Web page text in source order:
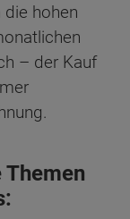
hohen
– der Kauf